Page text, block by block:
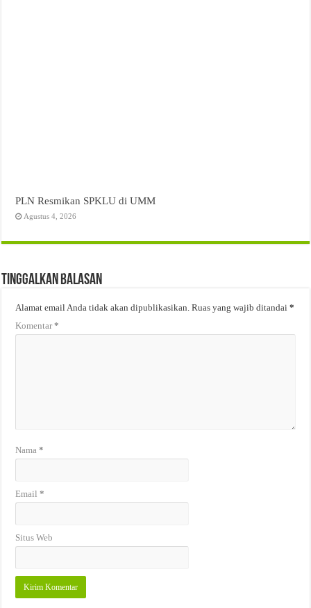
PLN Resmikan SPKLU di UMM
Agustus 4, 2026
Tinggalkan Balasan
Alamat email Anda tidak akan dipublikasikan. Ruas yang wajib ditandai*
Komentar*
Nama*
Email*
Situs Web